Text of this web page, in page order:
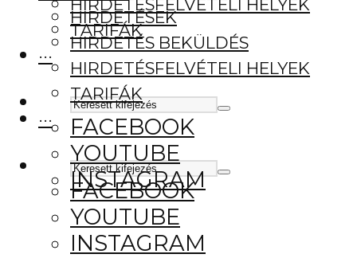
HIRDETÉSFELVÉTELI HELYEK
TARIFÁK
···
FACEBOOK
YOUTUBE
INSTAGRAM
HIRDETÉSEK
HIRDETÉS BEKÜLDÉS
HIRDETÉSFELVÉTELI HELYEK
TARIFÁK
···
FACEBOOK
YOUTUBE
INSTAGRAM